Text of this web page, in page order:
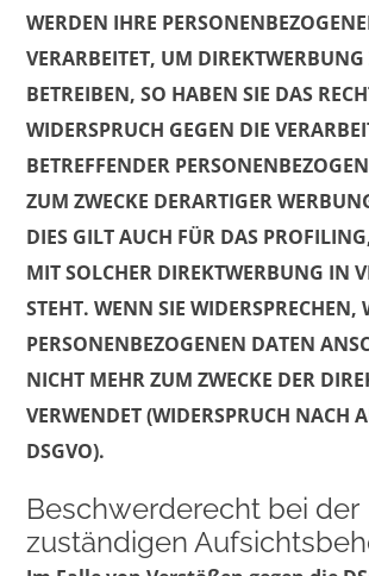
WERDEN IHRE
VERARBEITET, UM DIREKTWERBUNG
BETREIBEN, SO HABEN SIE DAS
WIDERSPRUCH GEGEN DIE
BETREFFENDER
ZUM ZWECKE DERARTIGER
DIES GILT AUCH FÜR DAS
MIT SOLCHER DIREKTWERBUNG IN
STEHT. WENN SIE WIDERSPRECHEN,
PERSONENBEZOGENEN DATEN
NICHT MEHR ZUM ZWECKE DER
VERWENDET (WIDERSPRUCH NACH
DSGVO).
Beschwerde­recht bei der
zuständigen